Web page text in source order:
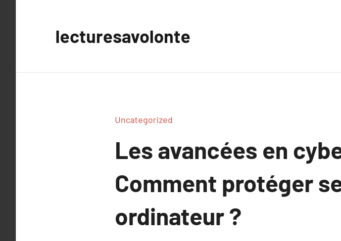
lecturesavolonte
Uncategorized
Les avancées en
Comment protéger
ordinateur ?